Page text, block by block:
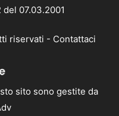
07.03.2001
riservati - Contattaci
sito sono gestite da